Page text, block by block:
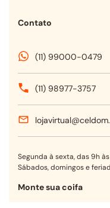
Contato
(11) 99000-0479
(11) 98977-3757
Segunda à sexta, das 9h às
Sábados, domingos e
Monte sua coifa